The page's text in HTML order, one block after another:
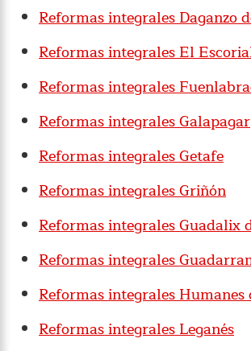
Reformas integrales Daganzo
Reformas integrales El
Reformas integrales
Reformas integrales Galapagar
Reformas integrales Getafe
Reformas integrales Griñón
Reformas integrales Guadalix
Reformas integrales
Reformas integrales
Reformas integrales Leganés